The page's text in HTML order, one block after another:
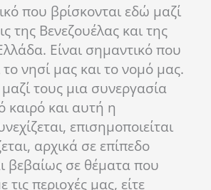
που βρίσκονται εδώ μαζί
της Βενεζουέλας και της
Είναι σημαντικό που
το νησί μας και το νομό μας.
μαζί τους μια συνεργασία
καιρό και αυτή η
επισημοποιείται
αρχικά σε επίπεδο
βεβαίως σε θέματα που
περιοχές μας, είτε